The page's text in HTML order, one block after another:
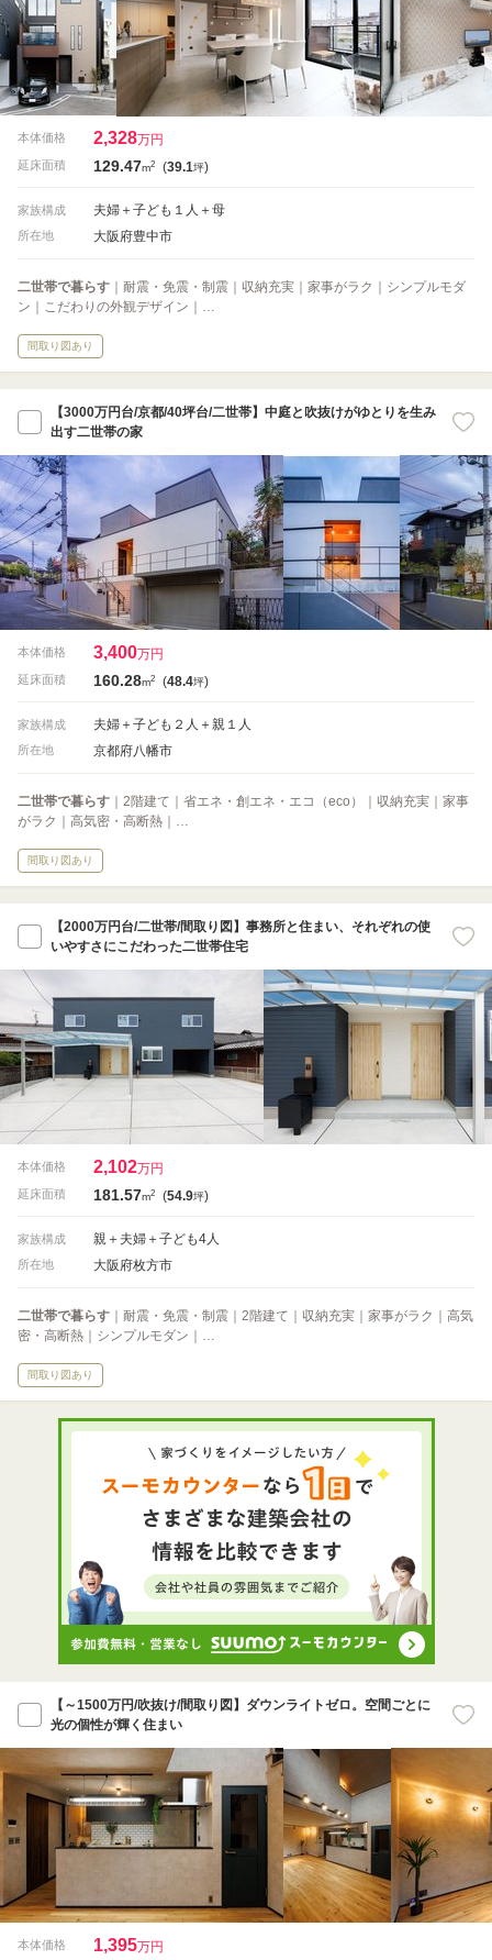
本体価格 2,328万円
延床面積 129.47m2 (39.1坪)
家族構成 夫婦＋子ども１人＋母
所在地 大阪府豊中市
二世帯で暮らす ｜耐震・免震・制震｜収納充実｜家事がラク｜シンプルモダ
ン｜こだわりの外観デザイン｜…
間取り図あり
【3000万円台/京都/40坪台/二世帯】中庭と吹抜けがゆとりを生み
出す二世帯の家
本体価格 3,400万円
延床面積 160.28m2 (48.4坪)
家族構成 夫婦＋子ども２人＋親１人
所在地 京都府八幡市
二世帯で暮らす ｜2階建て｜省エネ・創エネ・エコ（eco）｜収納充実｜家事
がラク｜高気密・高断熱｜…
間取り図あり
【2000万円台/二世帯/間取り図】事務所と住まい、それぞれの使
いやすさにこだわった二世帯住宅
本体価格 2,102万円
延床面積 181.57m2 (54.9坪)
家族構成 親＋夫婦＋子ども4人
所在地 大阪府枚方市
二世帯で暮らす ｜耐震・免震・制震｜2階建て｜収納充実｜家事がラク｜高気
密・高断熱｜シンプルモダン｜…
間取り図あり
【～1500万円/吹抜け/間取り図】ダウンライトゼロ。空間ごとに
光の個性が輝く住まい
本体価格 1,395万円